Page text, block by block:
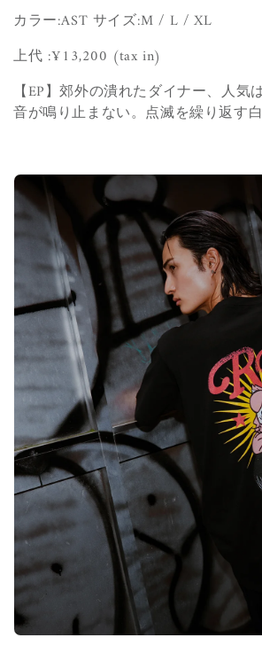
カラー:AST サイズ:M / L / XL
上代 :¥13,200 (tax in)
【EP】郊外の潰れたダイナー、人気
音が鳴り止まない。点滅を繰り返す白